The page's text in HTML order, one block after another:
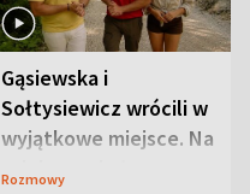
Gąsiewska i
Sołtysiewicz wrócili w
wyjątkowe miejsce. Na
szlaku czekał
Rozmowy